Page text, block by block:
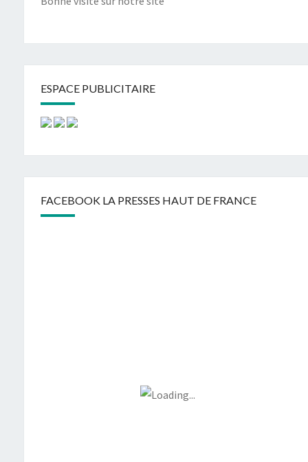
ESPACE PUBLICITAIRE
FACEBOOK LA PRESSES HAUT DE FRANCE